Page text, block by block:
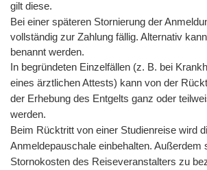
gilt diese.
Bei einer späteren Stornierung der
vollständig zur Zahlung fällig. Alternativ
benannt werden.
In begründeten Einzelfällen (z. B. bei
eines ärztlichen Attests) kann von der
der Erhebung des Entgelts ganz oder
werden.
Beim Rücktritt von einer Studienreise wird
Anmeldepauschale einbehalten. Außerdem
Stornokosten des Reiseveranstalters zu